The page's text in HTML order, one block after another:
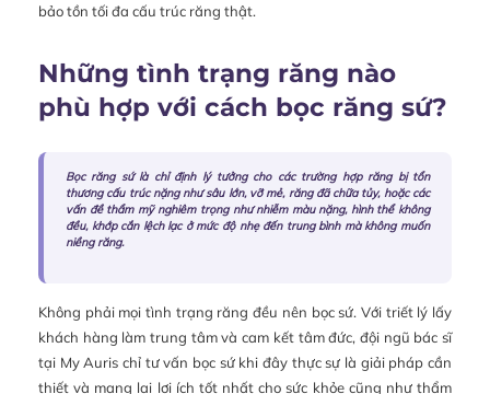
bảo tồn tối đa cấu trúc răng thật.
Những tình trạng răng nào
phù hợp với cách bọc răng sứ?
Bọc răng sứ là chỉ định lý tưởng cho các trường hợp răng bị tổn
thương cấu trúc nặng như sâu lớn, vỡ mẻ, răng đã chữa tủy, hoặc các
vấn đề thẩm mỹ nghiêm trọng như nhiễm màu nặng, hình thể không
đều, khớp cắn lệch lạc ở mức độ nhẹ đến trung bình mà không muốn
niềng răng.
Không phải mọi tình trạng răng đều nên bọc sứ. Với triết lý lấy
khách hàng làm trung tâm và cam kết tâm đức, đội ngũ bác sĩ
tại My Auris chỉ tư vấn bọc sứ khi đây thực sự là giải pháp cần
thiết và mang lại lợi ích tốt nhất cho sức khỏe cũng như thẩm